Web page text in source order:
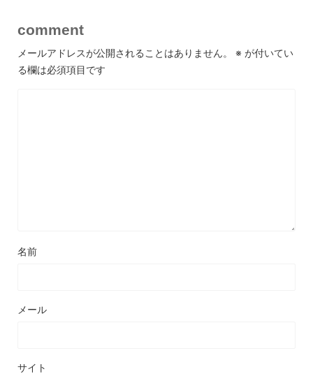
comment
メールアドレスが公開されることはありません。 ※ が付いてい
る欄は必須項目です
名前
メール
サイト